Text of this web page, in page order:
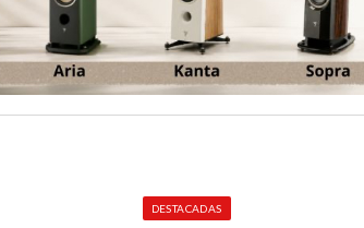
DESTACADAS